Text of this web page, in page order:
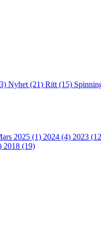
Nyhet (21) Ritt (15)
2025 (1) 2024 (4) 2023
2018 (19)